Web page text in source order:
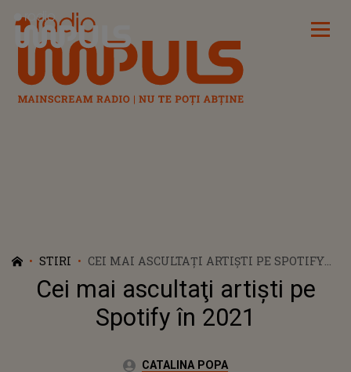
Radio Impuls
STIRI
CEI MAI ASCULTAŢI ARTIŞTI PE SPOTIFY
ÎN 2021
Cei mai ascultaţi artişti pe
Spotify în 2021
Autor:CATALINA POPA